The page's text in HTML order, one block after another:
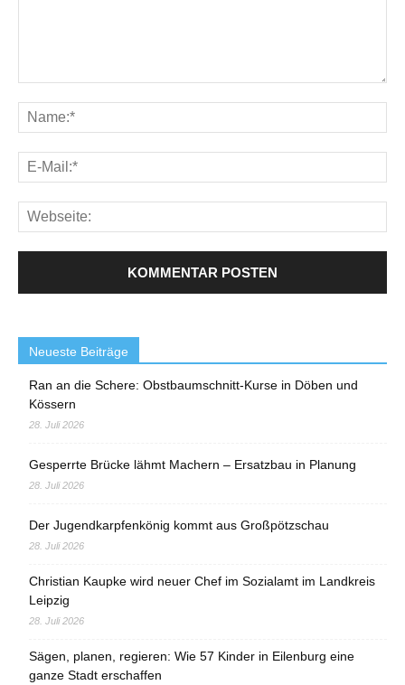
Neueste Beiträge
Ran an die Schere: Obstbaumschnitt-Kurse in Döben und
Kössern
28. Juli 2026
Gesperrte Brücke lähmt Machern – Ersatzbau in Planung
28. Juli 2026
Der Jugendkarpfenkönig kommt aus Großpötzschau
28. Juli 2026
Christian Kaupke wird neuer Chef im Sozialamt im Landkreis
Leipzig
28. Juli 2026
Sägen, planen, regieren: Wie 57 Kinder in Eilenburg eine
ganze Stadt erschaffen